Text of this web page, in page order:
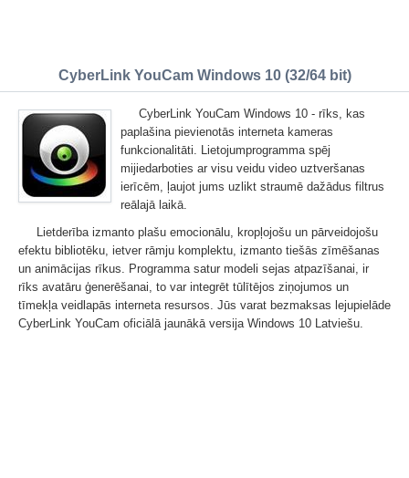
CyberLink YouCam Windows 10 (32/64 bit)
CyberLink YouCam Windows 10 - rīks, kas
paplašina pievienotās interneta kameras
funkcionalitāti. Lietojumprogramma spēj
mijiedarboties ar visu veidu video uztveršanas
ierīcēm, ļaujot jums uzlikt straumē dažādus filtrus
reālajā laikā.
Lietderība izmanto plašu emocionālu, kropļojošu un pārveidojošu
efektu bibliotēku, ietver rāmju komplektu, izmanto tiešās zīmēšanas
un animācijas rīkus. Programma satur modeli sejas atpazīšanai, ir
rīks avatāru ģenerēšanai, to var integrēt tūlītējos ziņojumos un
tīmekļa veidlapās interneta resursos. Jūs varat bezmaksas lejupielāde
CyberLink YouCam oficiālā jaunākā versija Windows 10 Latviešu.